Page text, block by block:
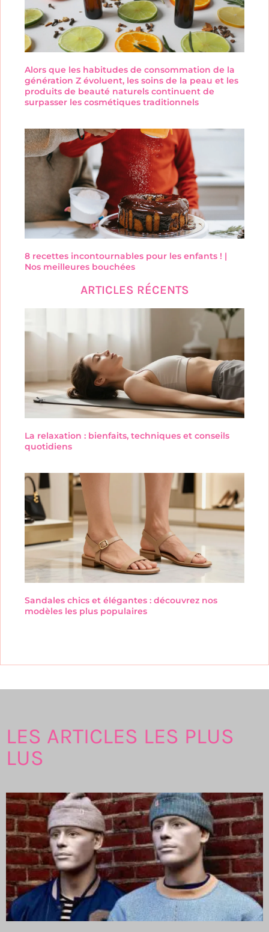
Alors que les habitudes de consommation de la
génération Z évoluent, les soins de la peau et les
produits de beauté naturels continuent de
surpasser les cosmétiques traditionnels
8 recettes incontournables pour les enfants ! |
Nos meilleures bouchées
ARTICLES RÉCENTS
La relaxation : bienfaits, techniques et conseils
quotidiens
Sandales chics et élégantes : découvrez nos
modèles les plus populaires
LES ARTICLES LES PLUS
LUS